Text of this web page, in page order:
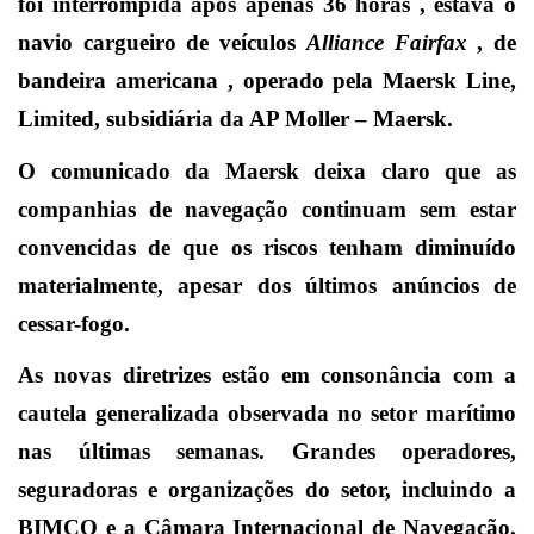
navio cargueiro de veículos Alliance Fairfax , de
bandeira americana , operado pela Maersk Line,
Limited, subsidiária da AP Moller – Maersk.
O comunicado da Maersk deixa claro que as
companhias de navegação continuam sem estar
convencidas de que os riscos tenham diminuído
materialmente, apesar dos últimos anúncios de
cessar-fogo.
As novas diretrizes estão em consonância com a
cautela generalizada observada no setor marítimo
nas últimas semanas. Grandes operadores,
seguradoras e organizações do setor, incluindo a
BIMCO e a Câmara Internacional de Navegação,